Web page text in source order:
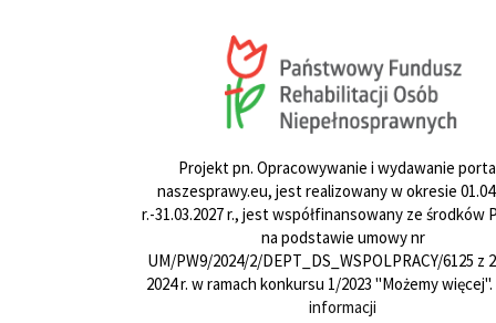
Projekt pn. Opracowywanie i wydawanie
naszesprawy.eu, jest realizowany w okresie
r.-31.03.2027 r., jest współfinansowany ze środków
na podstawie umowy nr
UM/PW9/2024/2/DEPT_DS_WSPOLPRACY/6125 z
2024 r. w ramach konkursu 1/2023 "Możemy więcej".
informacji